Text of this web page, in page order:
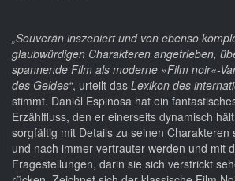
„Souverän inszeniert und von ebenso
glaubwürdigen Charakteren angetrieben,
spannende Film als moderne »Film noir«-
des Geldes“, urteilt das Lexikon des
stimmt. Daniél Espinosa hat ein
Erzählfluss, den er einerseits dynamisch
sorgfältig mit Details zu seinen Charakteren
und nach immer vertrauter werden und mit
Fragestellungen, darin sie sich verstrickt